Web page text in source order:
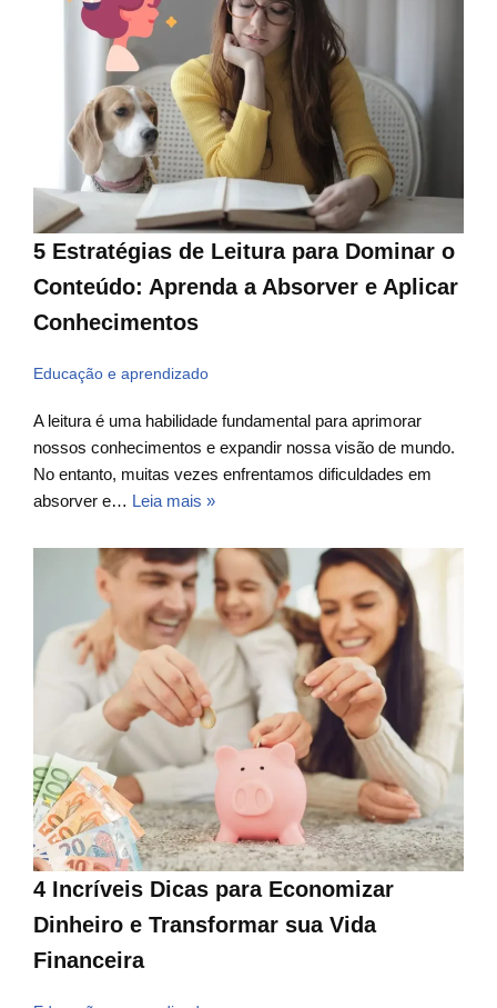
5 Estratégias de Leitura para Dominar o
Conteúdo: Aprenda a Absorver e Aplicar
Conhecimentos
Educação e aprendizado
A leitura é uma habilidade fundamental para aprimorar
nossos conhecimentos e expandir nossa visão de mundo.
No entanto, muitas vezes enfrentamos dificuldades em
absorver e… Leia mais »
4 Incríveis Dicas para Economizar
Dinheiro e Transformar sua Vida
Financeira